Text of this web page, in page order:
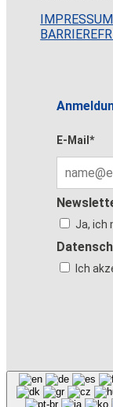
IMPRESSUM
E-Mail*
Ja, ich
Ich